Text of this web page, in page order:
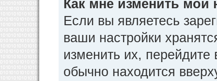
Как мне изменить мои
Если вы являетесь
ваши настройки
изменить их, перейдите
обычно находится